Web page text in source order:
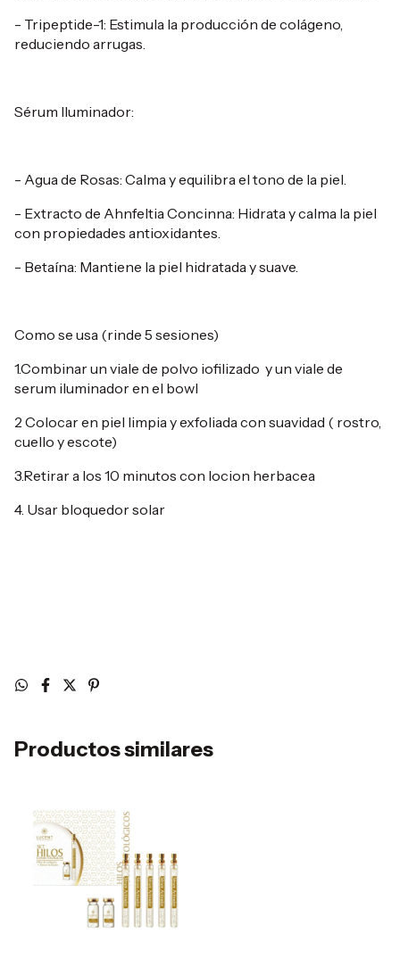
- Tripeptide-1: Estimula la producción de colágeno,
reduciendo arrugas.
Sérum Iluminador:
- Agua de Rosas: Calma y equilibra el tono de la piel.
- Extracto de Ahnfeltia Concinna: Hidrata y calma la piel
con propiedades antioxidantes.
- Betaína: Mantiene la piel hidratada y suave.
Como se usa (rinde 5 sesiones)
1.Combinar un viale de polvo iofilizado y un viale de
serum iluminador en el bowl
2 Colocar en piel limpia y exfoliada con suavidad ( rostro,
cuello y escote)
3.Retirar a los 10 minutos con locion herbacea
4. Usar bloquedor solar
Productos similares